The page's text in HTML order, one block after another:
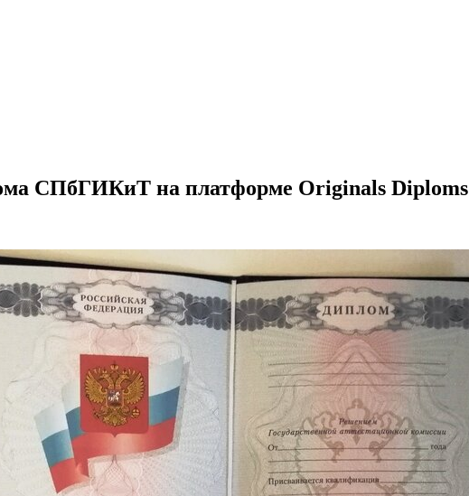
СПбГИКиТ на платформе Originals Diploms